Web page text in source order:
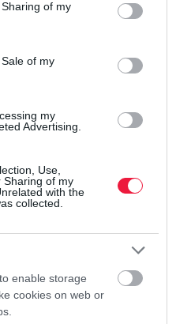
behaviour. You may click to
and its third-party tags to
purposes in below Google
of my
of my
my
Advertising.
Use,
Sharing of my
with the
collected.
enable storage
cookies on web or